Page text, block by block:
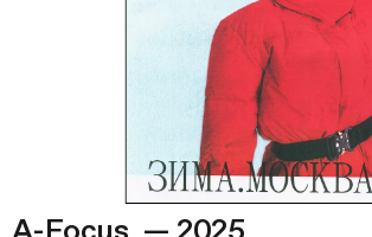
A-Focus. — 2025